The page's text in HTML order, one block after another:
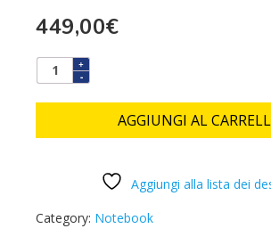
449,00€
AGGIUNGI AL
Aggiungi alla lista dei
Category: Notebook